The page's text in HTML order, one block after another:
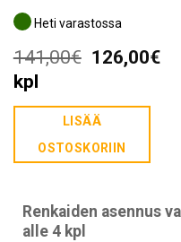
Heti varastossa
141,00€
oli:
141,00€.
126,00€
kpl
LISÄÄ
OSTOSKORIIN
Renkaiden asennus
alle 4 kpl